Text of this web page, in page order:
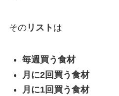
そのリスト は
毎週買う食材
月に2回買う食材
月に1回買う食材